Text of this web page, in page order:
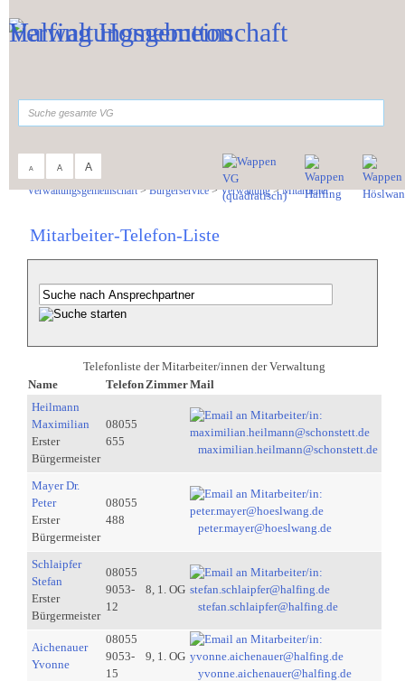
A A A
Verwaltungsgemeinschaft>Bürgerservice>Verwaltung>Mitarbeiter
Mitarbeiter-Telefon-Liste
Telefonliste der Mitarbeiter/innen der Verwaltung
Name
Telefon ZimmerMail
Heilmann
Maximilian
Erster
Bürgermeister
08055
655
maximilian.heilmann@schonstett.de
Mayer Dr.
Peter
Erster
Bürgermeister
08055
488
peter.mayer@hoeslwang.de
Schlaipfer
Stefan
Erster
Bürgermeister
08055
9053-
12
8, 1. OG
stefan.schlaipfer@halfing.de
Aichenauer
Yvonne
08055
9053-
15
9, 1. OG
yvonne.aichenauer@halfing.de